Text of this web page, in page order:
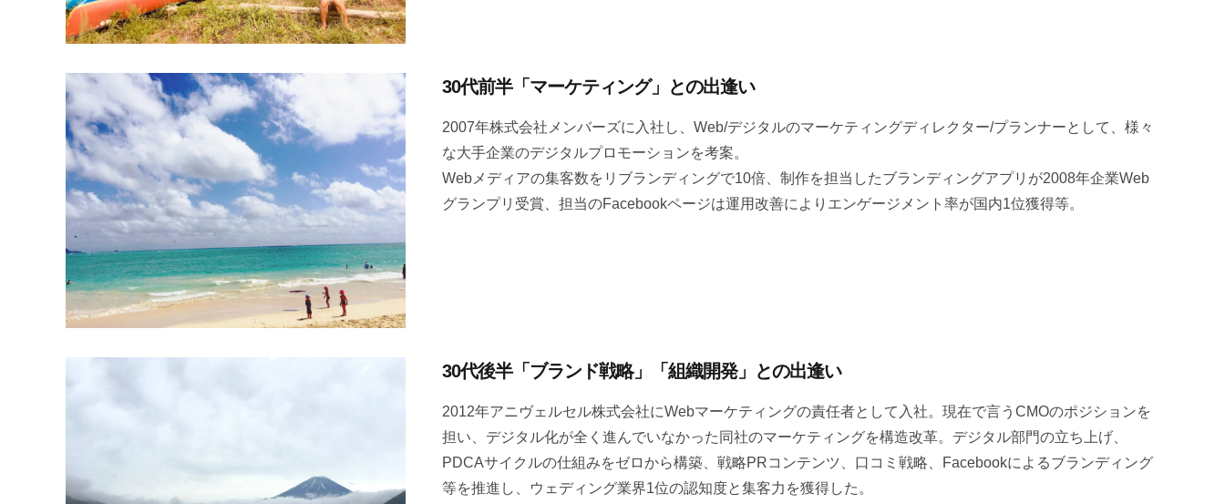
30代前半「マーケティング」との出逢い
2007年株式会社メンバーズに入社し、Web/デジタルのマーケティングディレクター/プランナーとして、様々
な大手企業のデジタルプロモーションを考案。
Webメディアの集客数をリブランディングで10倍、制作を担当したブランディングアプリが2008年企業Web
グランプリ受賞、担当のFacebookページは運用改善によりエンゲージメント率が国内1位獲得等。
30代後半「ブランド戦略」「組織開発」との出逢い
2012年アニヴェルセル株式会社にWebマーケティングの責任者として入社。現在で言うCMOのポジションを
担い、デジタル化が全く進んでいなかった同社のマーケティングを構造改革。デジタル部門の立ち上げ、
PDCAサイクルの仕組みをゼロから構築、戦略PRコンテンツ、口コミ戦略、Facebookによるブランディング
等を推進し、ウェディング業界1位の認知度と集客力を獲得した。